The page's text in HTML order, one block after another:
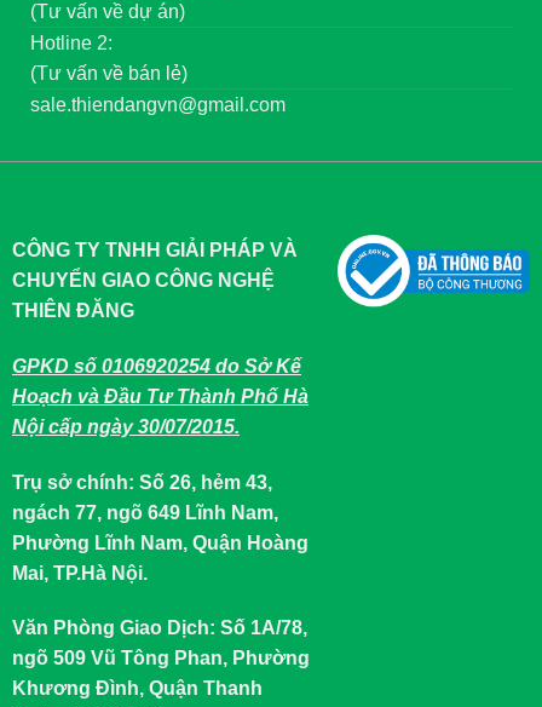
(Tư vấn về dự án)
Hotline 2:
(Tư vấn về bán lẻ)
sale.thiendangvn@gmail.com
CÔNG TY TNHH GIẢI PHÁP VÀ
CHUYỂN GIAO CÔNG NGHỆ
THIÊN ĐĂNG
GPKD số 0106920254 do Sở Kế
Hoạch và Đầu Tư Thành Phố Hà
Nội cấp ngày 30/07/2015.
Trụ sở chính: Số 26, hẻm 43,
ngách 77, ngõ 649 Lĩnh Nam,
Phường Lĩnh Nam, Quận Hoàng
Mai, TP.Hà Nội.
Văn Phòng Giao Dịch: Số 1A/78,
ngõ 509 Vũ Tông Phan, Phường
Khương Đình, Quận Thanh